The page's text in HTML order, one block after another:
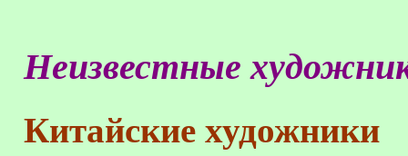
Неизвестные
Китайские художники